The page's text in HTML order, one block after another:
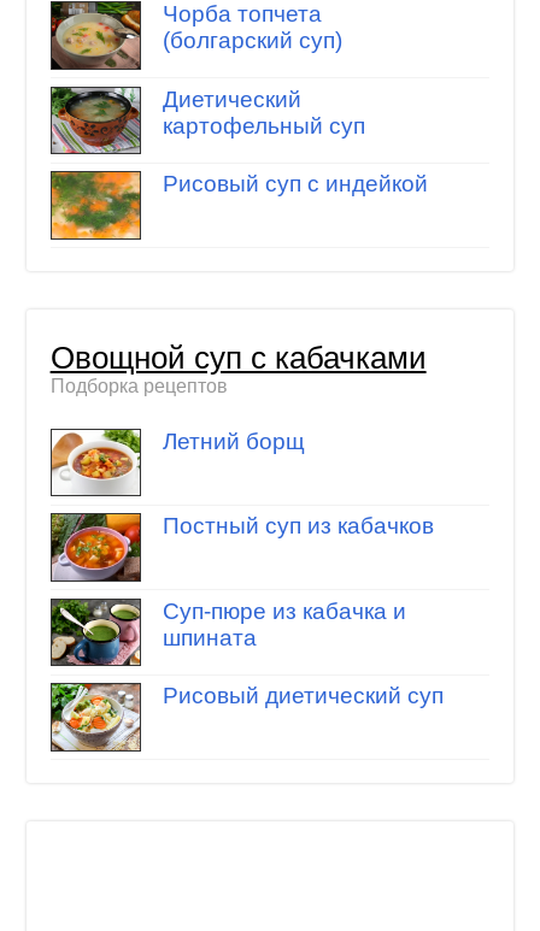
Чорба топчета
(болгарский суп)
Диетический
картофельный суп
Рисовый суп с индейкой
Овощной суп с кабачками
Подборка рецептов
Летний борщ
Постный суп из кабачков
Суп-пюре из кабачка и
шпината
Рисовый диетический суп